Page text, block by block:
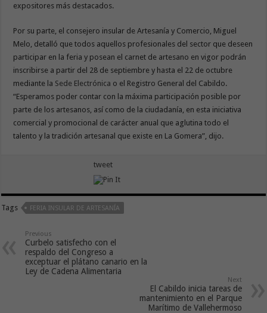
expositores más destacados.
Por su parte, el consejero insular de Artesanía y Comercio, Miguel
Melo, detalló que todos aquellos profesionales del sector que deseen
participar en la feria y posean el carnet de artesano en vigor podrán
inscribirse a partir del 28 de septiembre y hasta el 22 de octubre
mediante la Sede Electrónica o el Registro General del Cabildo.
“Esperamos poder contar con la máxima participación posible por
parte de los artesanos, así como de la ciudadanía, en esta iniciativa
comercial y promocional de carácter anual que aglutina todo el
talento y la tradición artesanal que existe en La Gomera”, dijo.
tweet
Tags FERIA INSULAR DE ARTESANÍA
Previous
Curbelo satisfecho con el
respaldo del Congreso a
exceptuar el plátano canario en la
Ley de Cadena Alimentaria
Next
El Cabildo inicia tareas de
mantenimiento en el Parque
Marítimo de Vallehermoso